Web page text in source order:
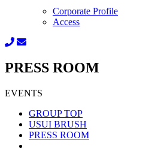
Corporate Profile
Access
PRESS ROOM
EVENTS
GROUP TOP
USUI BRUSH
PRESS ROOM